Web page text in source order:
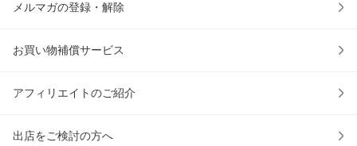
メルマガの登録・解除
お買い物補償サービス
アフィリエイトのご紹介
出店をご検討の方へ